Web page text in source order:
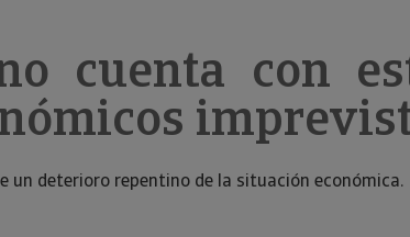
cuenta con
un deterioro repentino de la situación económica.